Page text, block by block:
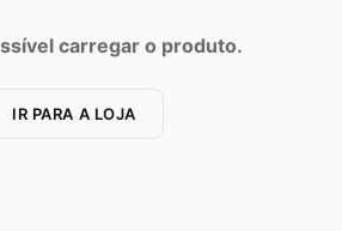
carregar o produto.
IR PARA A LOJA